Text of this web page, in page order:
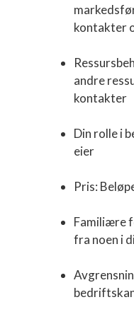
kontakter
andre
kontakter
Din rolle i
eier
Pris:
Familiære
fra noen i